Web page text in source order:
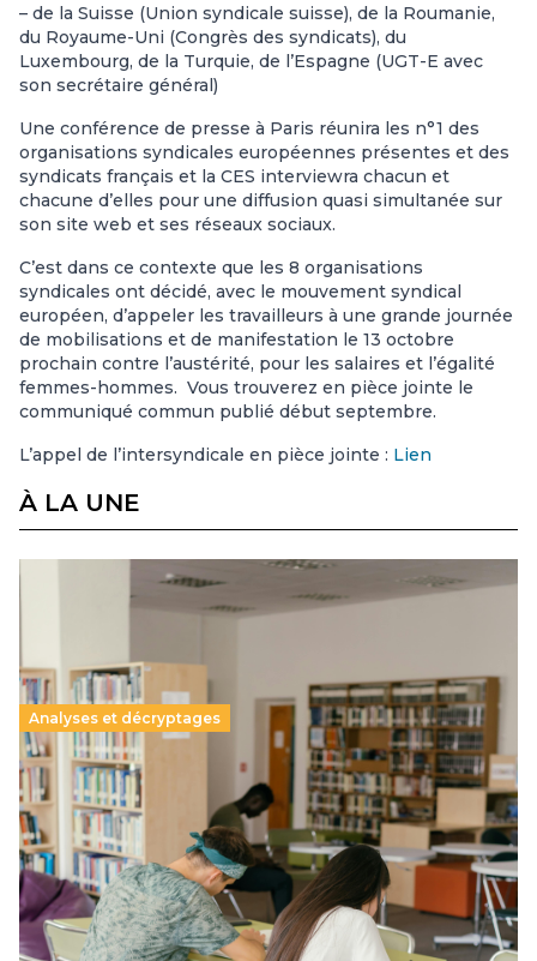
– de la Suisse (Union syndicale suisse), de la Roumanie,
du Royaume-Uni (Congrès des syndicats), du
Luxembourg, de la Turquie, de l’Espagne (UGT-E avec
son secrétaire général)
Une conférence de presse à Paris réunira les n°1 des
organisations syndicales européennes présentes et des
syndicats français et la CES interviewra chacun et
chacune d’elles pour une diffusion quasi simultanée sur
son site web et ses réseaux sociaux.
C’est dans ce contexte que les 8 organisations
syndicales ont décidé, avec le mouvement syndical
européen, d’appeler les travailleurs à une grande journée
de mobilisations et de manifestation le 13 octobre
prochain contre l’austérité, pour les salaires et l’égalité
femmes-hommes. Vous trouverez en pièce jointe le
communiqué commun publié début septembre.
L’appel de l’intersyndicale en pièce jointe : Lien
À LA UNE
Analyses et décryptages
Supérieur privé : une dérive qui met à mal la
promesse républicaine
11 juillet 2026-
Le projet de loi sur la régulation de l’enseignement
supérieur privé met en lumière l’amplification d’un système
qui relègue l’acte pédagogique au superfétatoire, voire à…
Lire la suite →